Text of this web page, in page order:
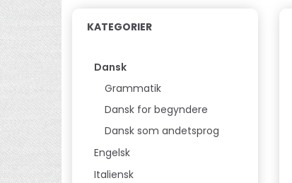
KATEGORIER
Dansk
Grammatik
Dansk for begyndere
Dansk som andetsprog
Engelsk
Italiensk